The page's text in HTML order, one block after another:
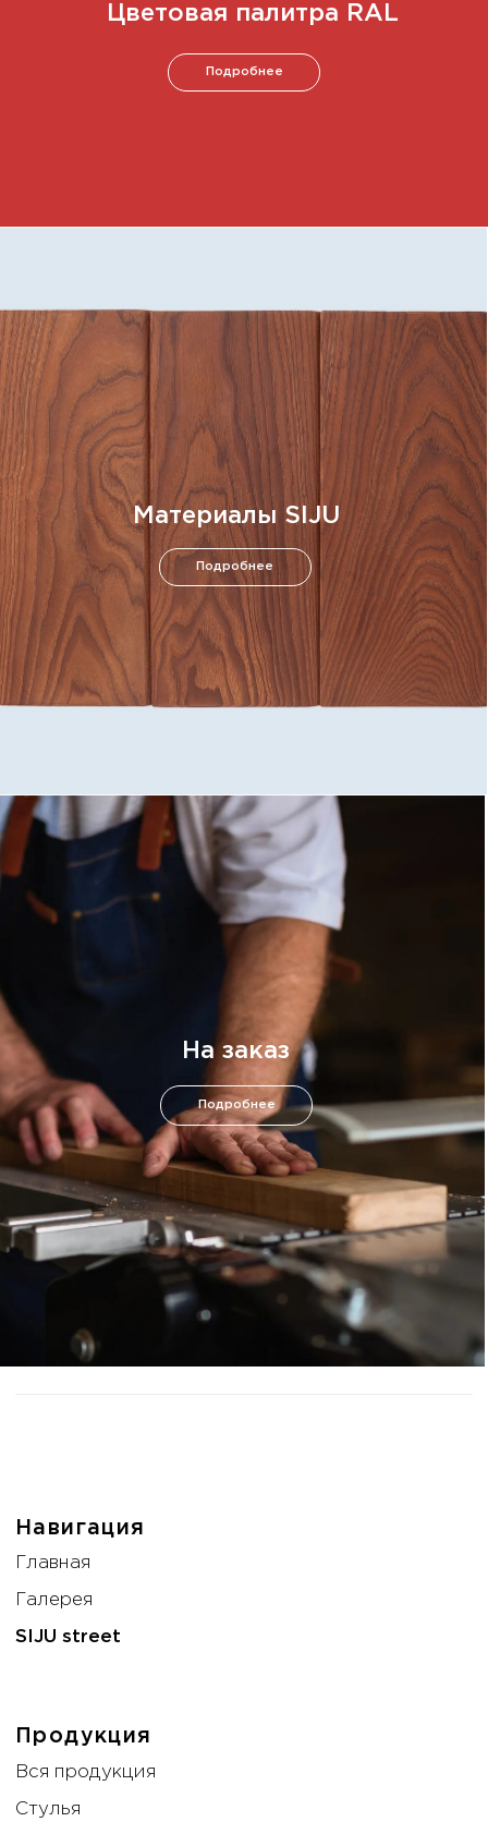
Продукция
© 2026
Почта
Сотрудничество
Стулья
Шкафы
Кровати
Тумбы
SIJU street
Материалы
RAL
На заказ
Согласие на обработку
персональных данных
Договор-оферта
Контакты
Инфо
Вся продукция
Бары и рестораны